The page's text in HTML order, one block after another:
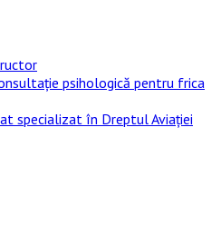
psihologică pentru frica
specializat în Dreptul Aviației